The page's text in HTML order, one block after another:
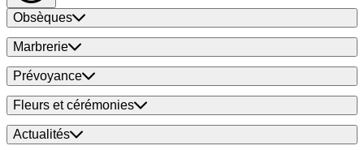
Obsèques
Marbrerie
Prévoyance
Fleurs et cérémonies
Actualités